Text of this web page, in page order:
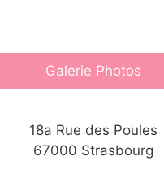
Galerie Photos
18a Rue des Poules
67000 Strasbourg